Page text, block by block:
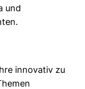
und
innovativ zu